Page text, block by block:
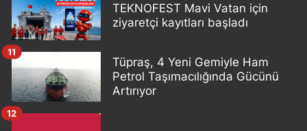
TEKNOFEST Mavi Vatan için
ziyaretçi kayıtları başladı
Tüpraş, 4 Yeni Gemiyle Ham
Petrol Taşımacılığında Gücünü
Artırıyor
11
12